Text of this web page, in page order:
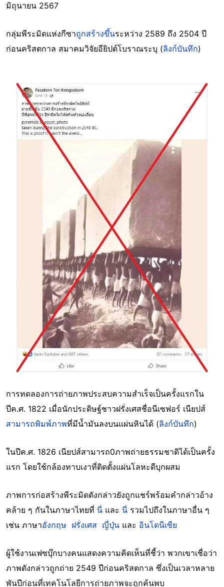
มิถุนายน 2567
กลุ่มพีระมิดแห่งกีซาถูกสร้างขึ้นระหว่าง 2589 ถึง 2504 ปี
ก่อนคริสตกาล สมาคมวิจัยอียิปต์โบราณระบุ (ลิงก์บันทึก)
Image
การทดลองการถ่ายภาพประสบความสำเร็จเป็นครั้งแรกใน
ปีค.ศ. 1822 เมื่อนักประดิษฐ์ชาวฝรั่งเศสชื่อนีเซฟอร์ เนียปส์
สามารถพิมพ์ภาพที่มีน้ำมันลงบนแผ่นหินได้ (ลิงก์บันทึก)
ในปีค.ศ. 1826 เนียปส์สามารถ0ภาพถ่ายธรรมชาติได้เป็นครั้ง
แรก โดยใช้กล้องทาบเงาที่ติดตั้งแผ่นโลหะดีบุกผสม
ภาพการก่อสร้างพีระมิดดังกล่าวยังถูกแชร์พร้อมคำกล่าวอ้าง
คล้าย ๆ กันในภาษาไทยที่ นี่ และ นี่ รวมไปถึงในภาษาอื่น ๆ
เช่น ภาษาอังกฤษ ฝรั่งเศส ญี่ปุ่น และ อินโดนีเซีย
ผู้ใช้งานเฟซบุ๊กบางคนแสดงความคิดเห็นที่ชี้ว่า พวกเขาเชื่อว่า
ภาพดังกล่าวถูกถ่าย 2549 ปีก่อนคริสตกาล ซึ่งเป็นเวลาหลาย
พันปีก่อนที่เทคโนโลยีการถ่ายภาพจะถูกค้นพบ